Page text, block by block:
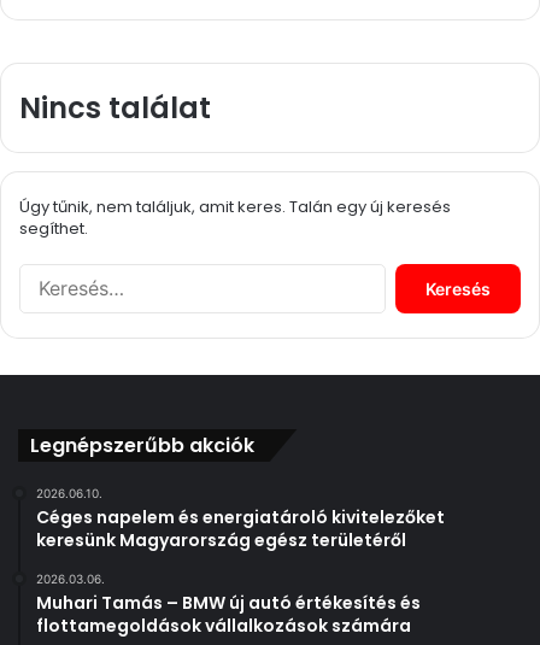
Nincs találat
Úgy tűnik, nem találjuk, amit keres. Talán egy új keresés
segíthet.
s
Legnépszerűbb akciók
2026.06.10.
Céges napelem és energiatároló kivitelezőket
keresünk Magyarország egész területéről
2026.03.06.
Muhari Tamás – BMW új autó értékesítés és
flottamegoldások vállalkozások számára